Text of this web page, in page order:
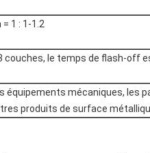
1 : 1-1.2
couches, le temps de flash-off
équipements mécaniques, les
produits de surface